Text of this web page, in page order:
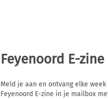
Feyenoord E-zine
Meld je aan en ontvang elke week
Feyenoord E-zine in je mailbox